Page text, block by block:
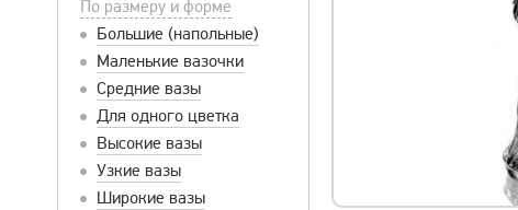
По размеру и форме
Большие (напольные)
Маленькие вазочки
Средние вазы
Для одного цветка
Высокие вазы
Узкие вазы
Широкие вазы